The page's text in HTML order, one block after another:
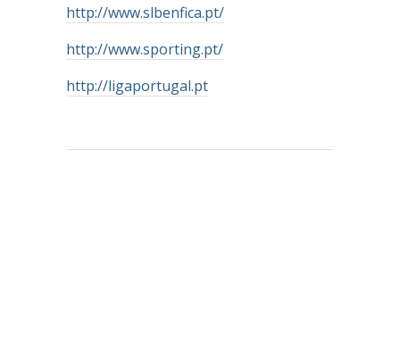
http://www.slbenfica.pt/
http://www.sporting.pt/
http://ligaportugal.pt